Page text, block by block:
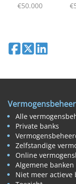
€50.000
Deel op Facebook
Deel op XDeel op
Vermogensbeheer
Alle
Private banks
Zelfstandige
Online
Algemene banken
Niet meer actieve